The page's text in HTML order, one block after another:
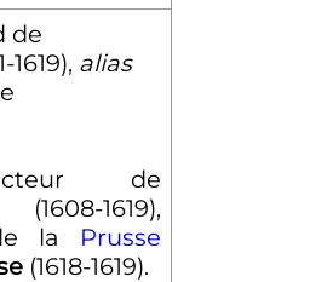
de
alias
de
1619),
la Prusse
(1618-1619).